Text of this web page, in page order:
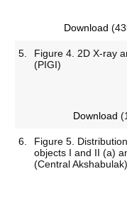
Download
5.
Figure 4. 2D X-ray
(PIGI)
Download
6.
Figure 5.
objects I and II (a)
(Central Akshabulak)